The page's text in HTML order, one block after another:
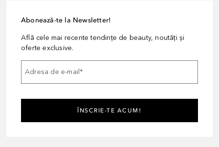
Abonează-te la Newsletter!
Află cele mai recente tendințe de beauty, noutăți și
oferte exclusive.
Adresa de e-mail*
ÎNSCRIE-TE ACUM!